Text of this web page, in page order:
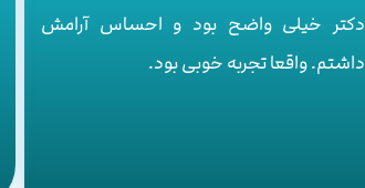
دکتر خیلی واضح بود و احساس آرامش
داشتم. واقعا تجربه خوبی بود.